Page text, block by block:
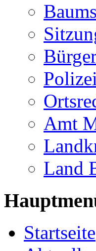
Amt
Land
Startseite